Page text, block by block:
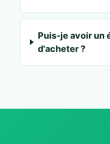
Puis-je avoir un
d'acheter ?